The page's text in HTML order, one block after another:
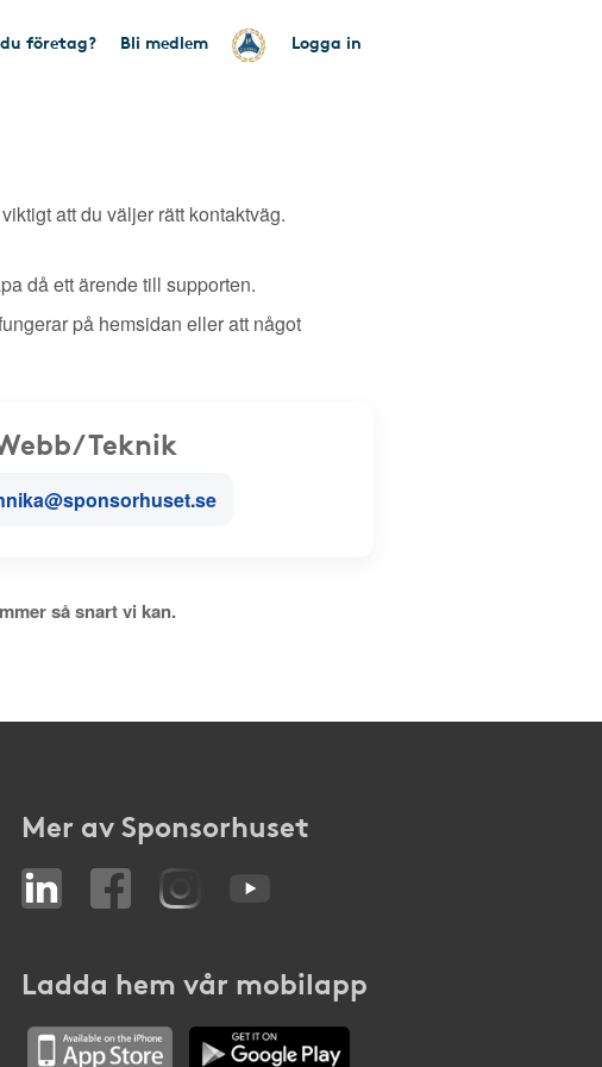
företag? Bli medlem Logga in
att du väljer rätt kontaktväg.
då ett ärende till supporten.
på hemsidan eller att något
Teknik
så snart vi kan.
Mer av Sponsorhuset
Ladda hem vår mobilapp